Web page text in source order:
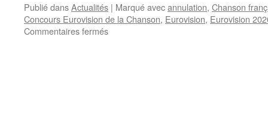
Publié dansActualités | Marqué avecannulation, Chanson
Concours Eurovision de la Chanson, Eurovision, Eurovision
Commentaires ferméssur